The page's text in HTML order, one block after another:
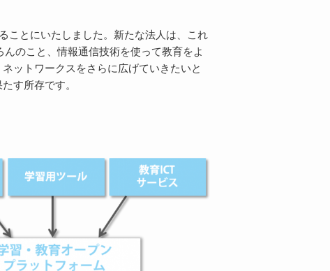
ことにいたしました。新たな法人は、これ
のこと、情報通信技術を使って教育をよ
ットワークスをさらに広げていきたいと
す所存です。